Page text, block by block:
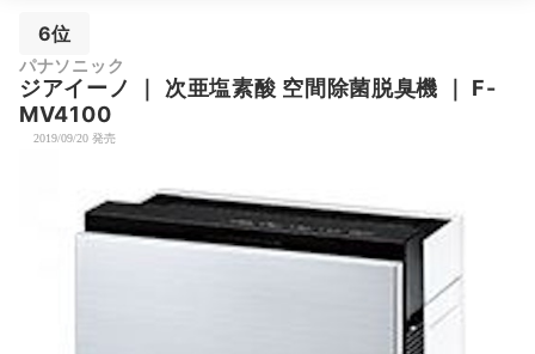
6位
パナソニック
ジアイーノ 次亜塩素酸 空間除菌脱臭機
F-
MV4100
2019/09/20 発売